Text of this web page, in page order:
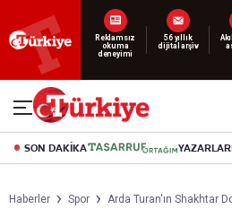
Yeni
abonelik 19
SON DAKİKA YAZARLAR
Haberler Spor Arda Turan'ın Shakhtar